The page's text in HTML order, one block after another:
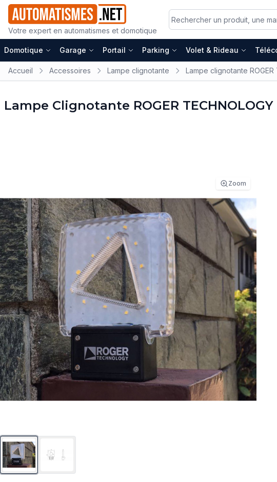
Votre expert en automatismes et domotique
Domotique Garage Portail Parking Volet & Rideau
Accueil Accessoires Lampe clignotante Lampe clignotante ROGER
Lampe Clignotante ROGER TECHNOLOGY
Zoom